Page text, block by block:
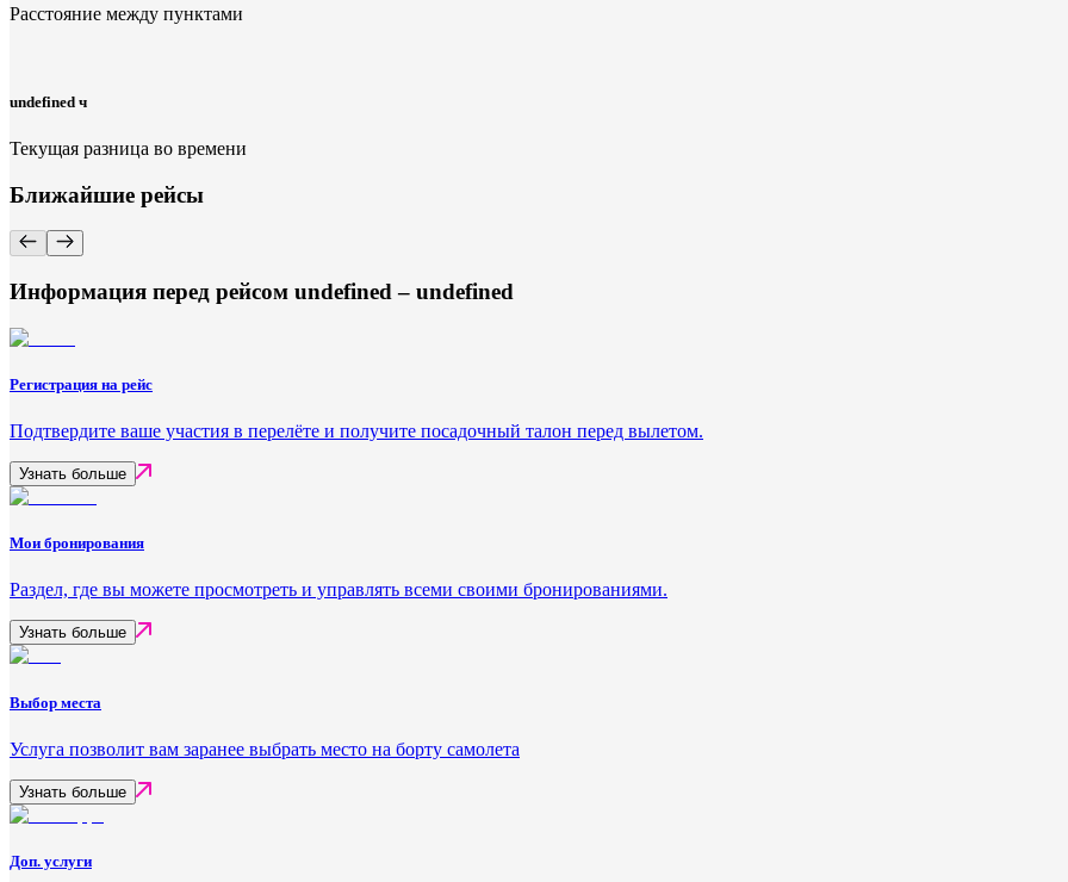
Расстояние между пунктами
undefined ч
Текущая разница во времени
Ближайшие рейсы
Информация перед рейсом undefined – undefined
Регистрация на рейс
Подтвердите ваше участия в перелёте и получите посадочный талон перед вылетом.
Узнать больше
Мои бронирования
Раздел, где вы можете просмотреть и управлять всеми своими бронированиями.
Узнать больше
Выбор места
Услуга позволит вам заранее выбрать место на борту самолета
Узнать больше
Доп. услуги